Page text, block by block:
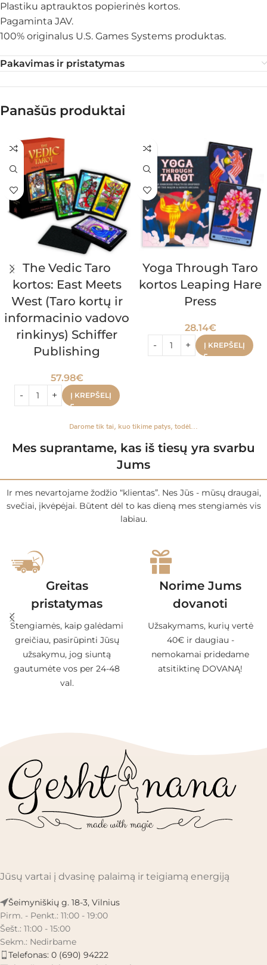
Plastiku aptrauktos popierinės kortos.
Pagaminta JAV.
100% originalus U.S. Games Systems produktas.
Pakavimas ir pristatymas
Panašūs produktai
The Vedic Taro
kortos: East Meets
West (Taro kortų ir
informacinio vadovo
rinkinys) Schiffer
Publishing
57.98€
Į KREPŠELĮ
Yoga Through Taro
kortos Leaping Hare
Press
28.14€
Į KREPŠELĮ
Darome tik tai, kuo tikime patys, todėl...
Mes suprantame, kas iš tiesų yra svarbu
Jums
Ir mes nevartojame žodžio “klientas”. Nes Jūs - mūsų draugai,
svečiai, įkvėpėjai. Būtent dėl to kas dieną mes stengiamės vis
labiau.
Greitas
pristatymas
Stengiamės, kaip galėdami
greičiau, pasirūpinti Jūsų
užsakymu, jog siuntą
gautumėte vos per 24-48
val.
Norime Jums
dovanoti
Užsakymams, kurių vertė
40€ ir daugiau -
nemokamai pridedame
atsitiktinę DOVANĄ!
Jūsų vartai į dvasinę palaimą ir teigiamą energiją
Šeimyniškių g. 18-3, Vilnius
Pirm. - Penkt.: 11:00 - 19:00
Šešt.: 11:00 - 15:00
Sekm.: Nedirbame
Telefonas: 0 (690) 94222